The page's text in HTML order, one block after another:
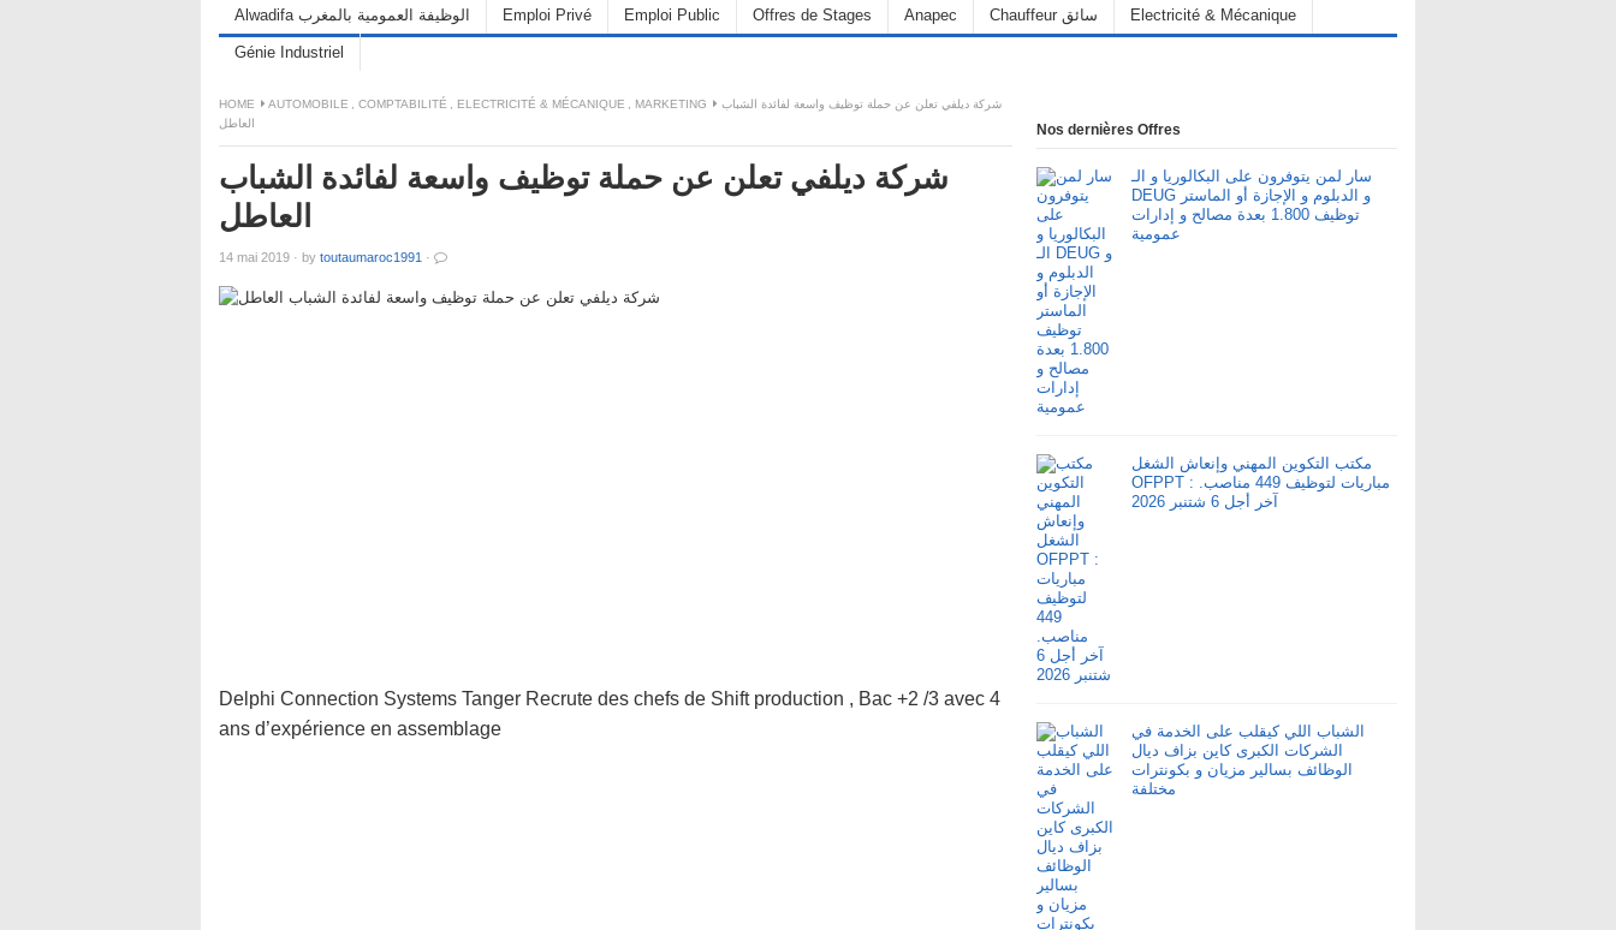
Alwadifa الوظيفة العمومية بالمغرب Emploi Privé Emploi Public Offres de Stages Anapec Chauffeur سائق Electricité & Mécanique
Génie Industriel
HOME AUTOMOBILE COMPTABILITÉ ELECTRICITÉ & MÉCANIQUE MARKETING
شركة ديلفي تعلن عن حملة توظيف واسعة لفائدة الشباب
العاطل
شركة ديلفي تعلن عن حملة توظيف واسعة لفائدة الشباب
العاطل
14 mai 2019 · by toutaumaroc1991 ·
Delphi Connection Systems Tanger Recrute des chefs de Shift production , Bac +2 /3 avec 4
ans d’expérience en assemblage
Nos dernières Offres
سار لمن يتوفرون على البكالوريا و الـ
DEUG و الدبلوم و الإجازة أو الماستر
توظيف 1.800 بعدة مصالح و إدارات
عمومية
مكتب التكوين المهني وإنعاش الشغل
OFPPT : مباريات لتوظيف 449 مناصب.
آخر أجل 6 شتنبر 2026
الشباب اللي كيقلب على الخدمة في
الشركات الكبرى كاين بزاف ديال
الوظائف بسالير مزيان و بكونترات
مختلفة